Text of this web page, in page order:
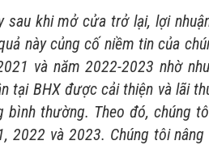
sau khi mở cửa trở lại, lợi
này củng cố niềm tin của
và năm 2022-2023 nhờ
tại BHX được cải thiện và lãi
bình thường. Theo đó, chúng
2022 và 2023. Chúng tôi